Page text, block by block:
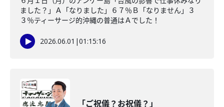
ました？」Ａ「なりました」６７％Ｂ「なりません」３
３％ティーサージ的沖縄の普通はＡでした！
2026.06.01 |01:15:16
「ご祝儀？お祝儀？」